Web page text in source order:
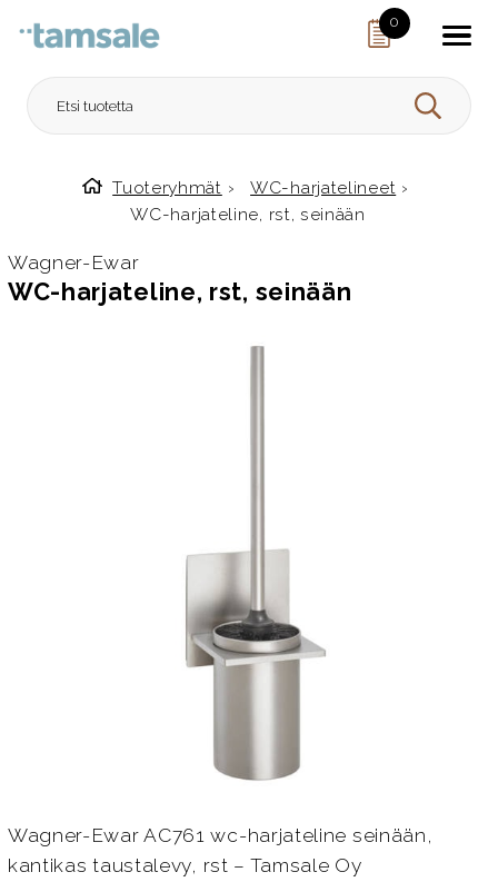
0
HAE
Etusivulle
Tuoteryhmät › WC-harjatelineet ›
WC-harjateline, rst, seinään
Wagner-Ewar
WC-harjateline, rst, seinään
Wagner-Ewar AC761 wc-harjateline seinään,
kantikas taustalevy, rst – Tamsale Oy